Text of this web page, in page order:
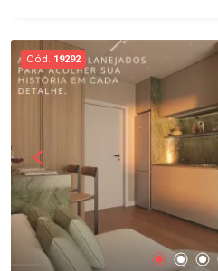
COMUNS Piscina com
Wellness Espaço yoga
Fireplace Espaços
Coworking Lavanderia
Delivery room Bicicletário Diferenciais de
investimento: localização
CenterVale Shopping e
Presidente Dutra, com
para locação de curta e longa
com nossos corretores e
condições para comprar
Cód. 19292